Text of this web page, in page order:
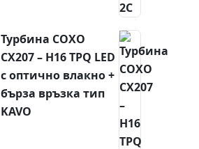
Турбина COXO
CX207 – H16 TPQ LED
с оптично влакно +
бърза връзка тип
KAVO